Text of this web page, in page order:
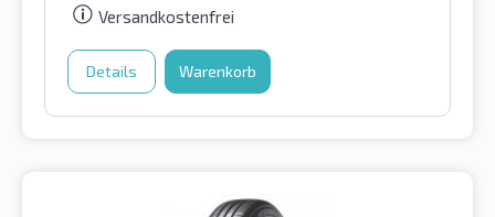
Versandkostenfrei
Details Warenkorb